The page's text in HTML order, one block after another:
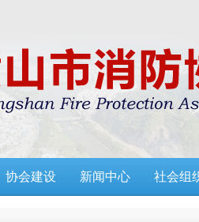
协会建设 新闻中心 社会组